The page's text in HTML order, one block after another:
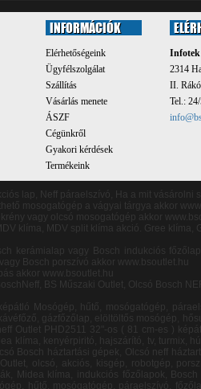
INFORMÁCIÓK
Elérhetőségeink
Ügyfélszolgálat
Szállítás
Vásárlás menete
ÁSZF
Cégünkről
Gyakori kérdések
Termékeink
2314
II.
Tel.:
lap, Neff páraelszívó, Ha a mit
mosogatógép a vágyai tárgya akkor
vagy olcsó mosogatógép akkor
klíma, MDV split klíma akció. Gree klíma,
kerámialap vagy Bosch indukciós
Bosch porszívó akkor www.bsoutlet.hu
akkor www.bsoutlet.hu
BS Műszaki Outlet, Olcsó Bosch
olcsó, akciós, kisgép, robotgép, porszívó, kenyérpiritó, hajszárító, tv, turmix, húsdaráló, aprító, kávéfőző, gázfőzőlap, elöltöltős mosógép, hősugázók, gyümölcs centrifugák, indukciós főzőlapok, Bosch minőség, olcsó Bosch háztartási gépek, Olcsó neff háztartási gép, Bosch neff Outlet BSGL32383 32"-os ( 81 cm-es ) képátló Mosógép, hűtő, mosógatógép, páraelszívó, Midea klíma, főzőlap, háztartásigép, Outlet, olcsó, akciós, kisgép, robotgép, porszívó, kenyérpiritó, hajszárító, tv, turmix, húsdaráló, Neff sütő, aprító, kávéfőző, gázfőzőlap, elöltöltős mosógép, hősugázók, gyümölcs centrifugák, indukciós főzőlapok, Bosch minőség, olcsó Bosch háztartási gépek, Olcsó neff háztartási gép, Bosch Neff Outlet MAS4201N 32"-os ( 81 cm-es ) képátló Mosógép, hűtő, mosógatógép, páraelszívó, főzőlap, háztartásigép, Outlet, olcsó, akciós, kisgép, robotgép, porszívó, kenyérpiritó, hajszárító, tv, turmix, húsdaráló, aprító, kávéfőző, gázfőzőlap, elöltöltős mosógép, hősugázók, gyümölcs centrifugák, indukciós főzőlapok, Bosch minőség, olcsó Bosch háztartási gépek, Midea klíma, Olcsó neff háztartási gép, Bosch neff Outlet GR7451 42"-os ( 106 cm-es ) képátló Mosógép, hűtő, mosógatógép, páraelszívó, főzőlap, háztartásigép, Outlet, olcsó, akciós, kisgép, robotgép, porszívó, kenyérpiritó, hajszárító, tv, turmix, húsdaráló, aprító, kávéfőző, gázfőzőlap, elöltöltős mosógép, hősugázók, gyümölcs centrifugák, indukciós főzőlapok, Bosch minőség, olcsó Bosch háztartási gépek, Olcsó neff háztartási gép, Bosch Neff Outlet TDA2325 42"-os ( 106 cm-es ) képátló Mosógép, hűtő, mosógatógép, páraelszívó, főzőlap, háztartásigép, Outlet, olcsó, akciós, kisgép, Neff sütő, robotgép, porszívó, kenyérpiritó, hajszárító, tv, turmix, húsdaráló, aprító, kávéfőző, gázfőzőlap, elöltöltős mosógép, hősugázók, gyümölcs centrifugák, indukciós főzőlapok, Bosch minőség, olcsó Bosch háztartási gépek, Olcsó neff háztartási gép, Bosch Neff Outlet TFB3302V 48"-os ( 121 cm-es ) képátló Mosógép, hűtő, mosógatógép, páraelszívó, főzőlap, háztartásigép, Outlet, olcsó, akciós, kisgép, Midea klíma, robotgép, porszívó, kenyérpiritó, hajszárító, tv, turmix, húsdaráló, aprító, kávéfőző, gázfőzőlap, elöltöltős mosógép, hősugázók, gyümölcs centrifugák, indukciós főzőlapok, Bosch minőség, olcsó Bosch háztartási gépek, Olcsó neff háztartási gép, Bosch Neff Outlet LC5005 Aprító, turmix, mixer, húsdaráló Mosógép,